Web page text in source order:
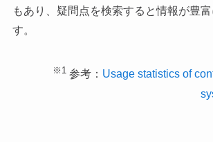
もあり、疑問点を検索すると情報が豊
す。
※1 参考： Usage statistics of